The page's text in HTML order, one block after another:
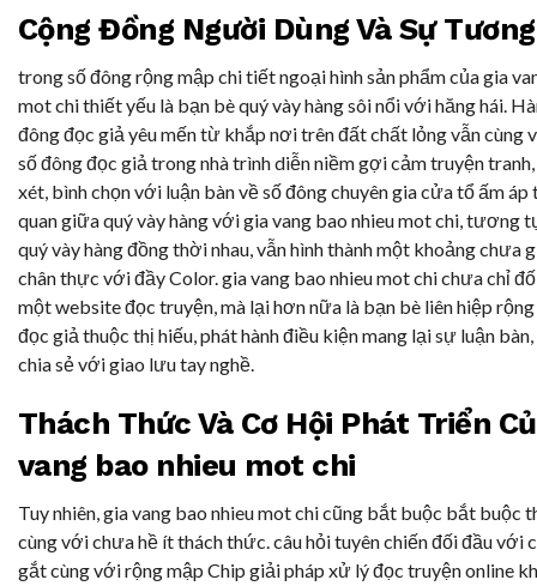
Cộng Đồng Người Dùng Và Sự
trong số đông rộng mập chi tiết ngoại hình sản phẩm của gia
mot chi thiết yếu là bạn bè quý vày hàng sôi nổi với hăng hái.
đông đọc giả yêu mến từ khắp nơi trên đất chất lỏng vẫn cùng
số đông đọc giả trong nhà trình diễn niềm gợi cảm truyện
xét, bình chọn với luận bàn về số đông chuyên gia cửa tổ ấm áp
quan giữa quý vày hàng với gia vang bao nhieu mot chi, tương
quý vày hàng đồng thời nhau, vẫn hình thành một khoảng chưa
chân thực với đầy Color. gia vang bao nhieu mot chi chưa chỉ
một website đọc truyện, mà lại hơn nữa là bạn bè liên hiệp
đọc giả thuộc thị hiếu, phát hành điều kiện mang lại sự luận
chia sẻ với giao lưu tay nghề.
Thách Thức Và Cơ Hội Phát Triển
vang bao nhieu mot chi
Tuy nhiên, gia vang bao nhieu mot chi cũng bắt buộc bắt buộc
cùng với chưa hề ít thách thức. câu hỏi tuyên chiến đối đầu với
gắt cùng với rộng mập Chip giải pháp xử lý đọc truyện online